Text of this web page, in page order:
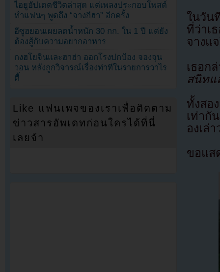
ในวัน
ที่ว่าเ
จางแ
เธอ
สนิทแ
ทั้งสอ
เท่ากั
องเล่า
ขอแส
ไอยูอัปเดตชีวิตล่าสุด แต่เพลงประกอบโพสต์
ทำแฟนๆ พูดถึง “จางกีฮา” อีกครั้ง
อีซูฮยอนเผยลดน้ำหนัก 30 กก. ใน 1 ปี แต่ยัง
ต้องสู้กับความอยากอาหาร
กงฮโยจินและฮาฮ่า ออกโรงปกป้อง จองจุน
วอน หลังถูกวิจารณ์เรื่องท่าทีในรายการวาไร
ตี้
Like แฟนเพจของเราเพื่อติดตาม
ข่าวสารอัพเดทก่อนใครได้ที่นี่
เลยจ้า